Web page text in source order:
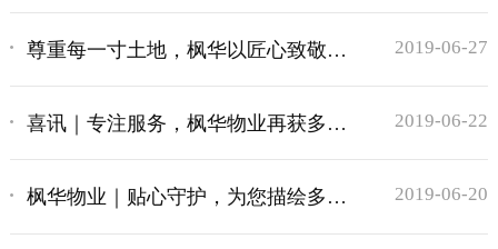
的辉煌蓝图。
尊重每一寸土地，枫华以匠心致敬古
2019-06-27
喜讯｜专注服务，枫华物业再获多项
2019-06-22
枫华物业｜贴心守护，为您描绘多彩
2019-06-20